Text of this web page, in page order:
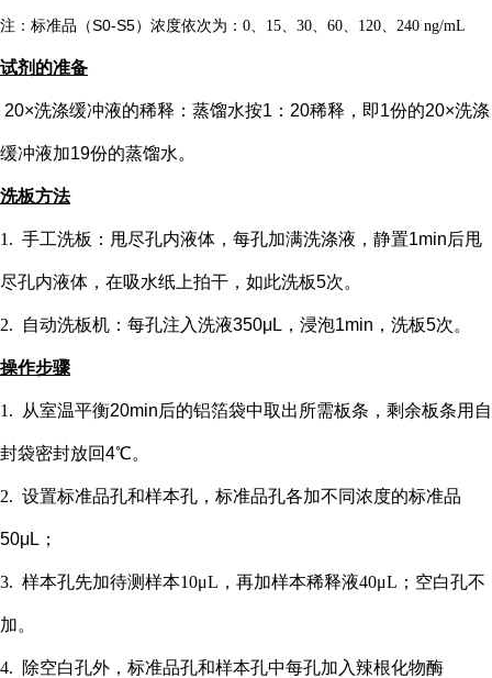
注：标准品（S0-S5）浓度依次为： 0、15、30、60、120、240 ng/mL
试剂的准备
20×洗涤缓冲液的稀释：蒸馏水按1：20稀释，即1份的20×洗涤
缓冲液加19份的蒸馏水。
洗板方法
1. 手工洗板：甩尽孔内液体，每孔加满洗涤液，静置1min后甩
尽孔内液体，在吸水纸上拍干，如此洗板5次。
2. 自动洗板机：每孔注入洗液350μL，浸泡1min，洗板5次。
操作步骤
1. 从室温平衡20min后的铝箔袋中取出所需板条，剩余板条用自
封袋密封放回4℃。
2. 设置标准品孔和样本孔 ，标准品孔各加不同浓度的标准品
50μL；
3. 样本孔先加待测样本10μL，再加样本稀释液40μL； 空白孔不
加。
4. 除空白孔外， 标准品孔和样本孔中每孔加入辣根化物酶